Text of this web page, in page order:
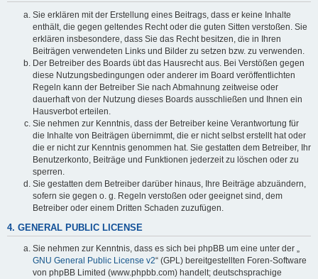
Sie erklären mit der Erstellung eines Beitrags, dass er keine Inhalte
enthält, die gegen geltendes Recht oder die guten Sitten verstoßen. Sie
erklären insbesondere, dass Sie das Recht besitzen, die in Ihren
Beiträgen verwendeten Links und Bilder zu setzen bzw. zu verwenden.
Der Betreiber des Boards übt das Hausrecht aus. Bei Verstößen gegen
diese Nutzungsbedingungen oder anderer im Board veröffentlichten
Regeln kann der Betreiber Sie nach Abmahnung zeitweise oder
dauerhaft von der Nutzung dieses Boards ausschließen und Ihnen ein
Hausverbot erteilen.
Sie nehmen zur Kenntnis, dass der Betreiber keine Verantwortung für
die Inhalte von Beiträgen übernimmt, die er nicht selbst erstellt hat oder
die er nicht zur Kenntnis genommen hat. Sie gestatten dem Betreiber, Ihr
Benutzerkonto, Beiträge und Funktionen jederzeit zu löschen oder zu
sperren.
Sie gestatten dem Betreiber darüber hinaus, Ihre Beiträge abzuändern,
sofern sie gegen o. g. Regeln verstoßen oder geeignet sind, dem
Betreiber oder einem Dritten Schaden zuzufügen.
4. GENERAL PUBLIC LICENSE
Sie nehmen zur Kenntnis, dass es sich bei phpBB um eine unter der „
GNU General Public License v2“ (GPL) bereitgestellten Foren-Software
von phpBB Limited (www.phpbb.com) handelt; deutschsprachige